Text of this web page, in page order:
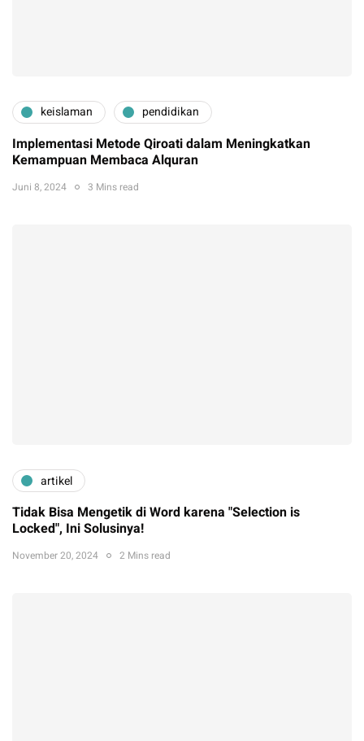
keislaman pendidikan
Implementasi Metode Qiroati dalam Meningkatkan
Kemampuan Membaca Alquran
Juni 8, 2024 3 Mins read
artikel
Tidak Bisa Mengetik di Word karena "Selection is
Locked", Ini Solusinya!
November 20, 2024 2 Mins read